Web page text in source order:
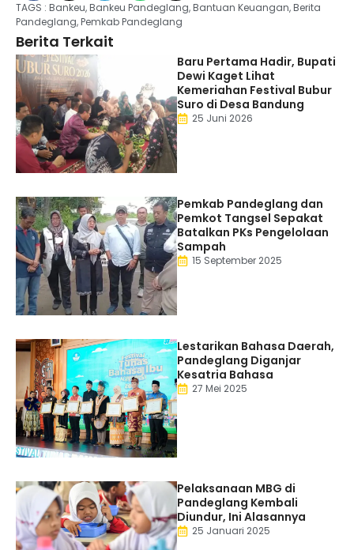
TAGS : Bankeu,Bankeu Pandeglang,Bantuan Keuangan,Berita
Pandeglang,Pemkab Pandeglang
Berita Terkait
Baru Pertama Hadir, Bupati
Dewi Kaget Lihat
Kemeriahan Festival Bubur
Suro di Desa Bandung
25 Juni 2026
Pemkab Pandeglang dan
Pemkot Tangsel Sepakat
Batalkan PKs Pengelolaan
Sampah
15 September 2025
Lestarikan Bahasa Daerah,
Pandeglang Diganjar
Kesatria Bahasa
27 Mei 2025
Pelaksanaan MBG di
Pandeglang Kembali
Diundur, Ini Alasannya
25 Januari 2025